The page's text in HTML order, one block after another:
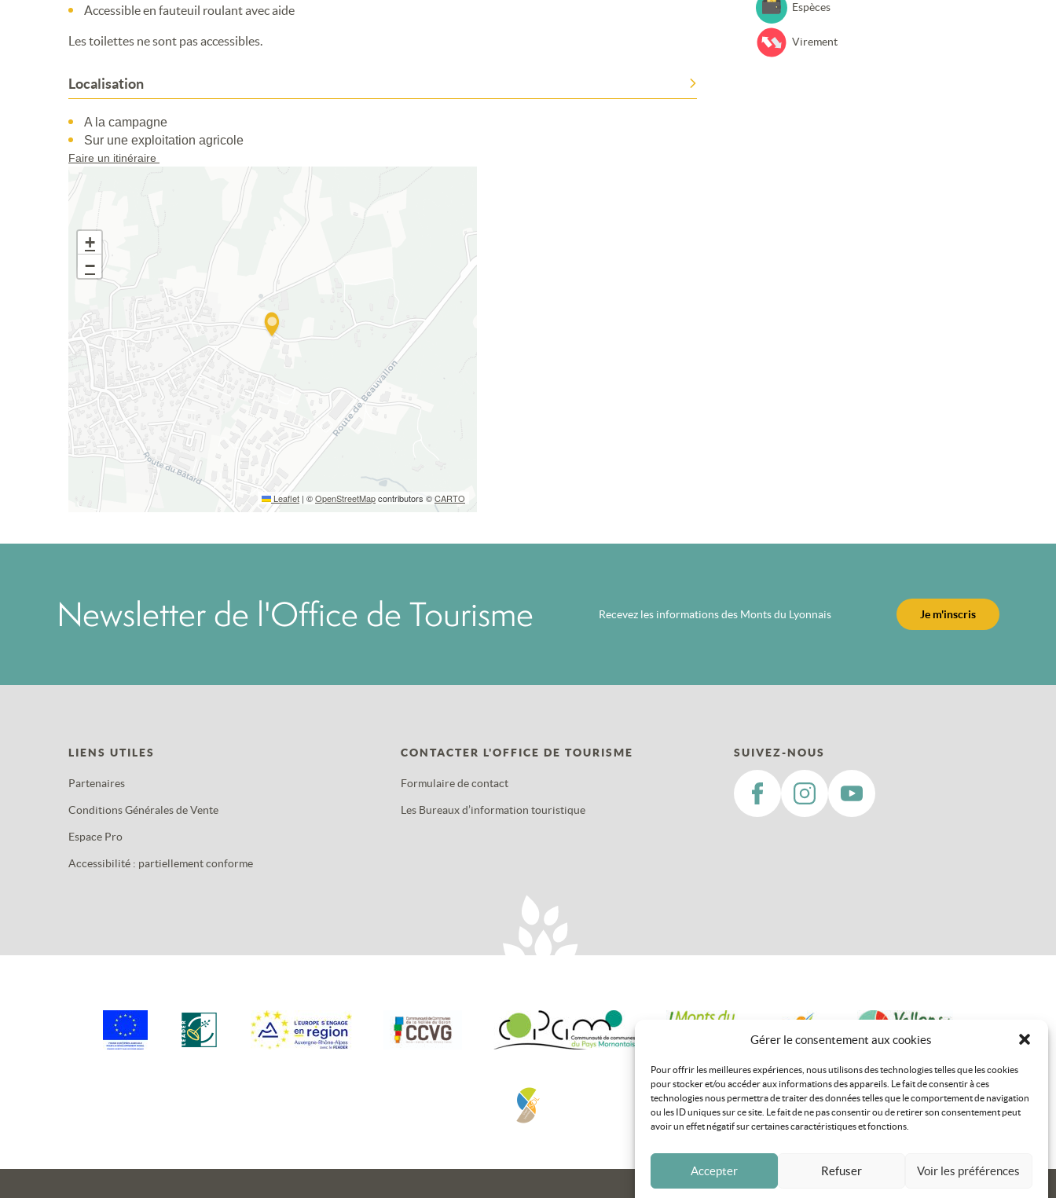
Gérer le consentement aux cookies
Pour offrir les meilleures expériences, nous utilisons des technologies telles que les cookies
pour stocker et/ou accéder aux informations des appareils. Le fait de consentir à ces
technologies nous permettra de traiter des données telles que le comportement de navigation
ou les ID uniques sur ce site. Le fait de ne pas consentir ou de retirer son consentement peut
avoir un effet négatif sur certaines caractéristiques et fonctions.
Accepter Refuser Voir les préférences
Accessible en fauteuil roulant avec aide
Les toilettes ne sont pas accessibles.
Localisation
A la campagne
Sur une exploitation agricole
Faire un itinéraire
+
−
Leaflet | ©OpenStreetMapcontributors ©CARTO
Espèces
Virement
Newsletter de l'Office de Tourisme Recevez les informations des Monts du Lyonnais Je m'inscris
LIENS UTILES
Partenaires
Conditions Générales de Vente
Espace Pro
Accessibilité : partiellement conforme
CONTACTER L'OFFICE DE TOURISME
Formulaire de contact
Les Bureaux d’information touristique
SUIVEZ-NOUS